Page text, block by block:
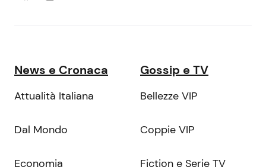
News e Cronaca
Attualità Italiana
Dal Mondo
Economia
Gossip e TV
Bellezze VIP
Coppie VIP
Fiction e Serie TV